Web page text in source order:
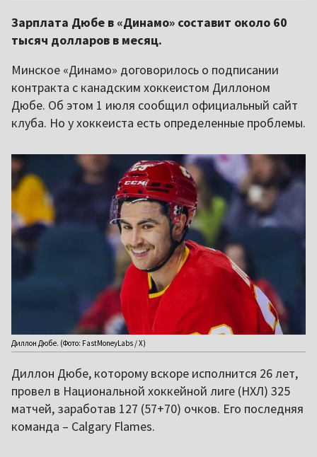
Зарплата Дюбе в «Динамо» составит около 60
тысяч долларов в месяц.
Минское «Динамо» договорилось о подписании
контракта с канадским хоккеистом Диллоном
Дюбе. Об этом 1 июля сообщил официальный сайт
клуба. Но у хоккеиста есть определенные проблемы.
Диллон Дюбе. (Фото: FastMoneyLabs / X)
Диллон Дюбе, которому вскоре исполнится 26 лет,
провел в Национальной хоккейной лиге (НХЛ) 325
матчей, заработав 127 (57+70) очков. Его последняя
команда – Calgary Flames.